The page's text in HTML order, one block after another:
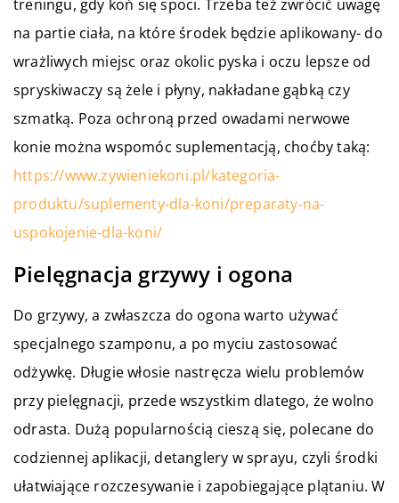
treningu, gdy koń się spoci. Trzeba też zwrócić uwagę
na partie ciała, na które środek będzie aplikowany- do
wrażliwych miejsc oraz okolic pyska i oczu lepsze od
spryskiwaczy są żele i płyny, nakładane gąbką czy
szmatką. Poza ochroną przed owadami nerwowe
konie można wspomóc suplementacją, choćby taką:
https://www.zywieniekoni.pl/kategoria-
produktu/suplementy-dla-koni/preparaty-na-
uspokojenie-dla-koni/
Pielęgnacja grzywy i ogona
Do grzywy, a zwłaszcza do ogona warto używać
specjalnego szamponu, a po myciu zastosować
odżywkę. Długie włosie nastręcza wielu problemów
przy pielęgnacji, przede wszystkim dlatego, że wolno
odrasta. Dużą popularnością cieszą się, polecane do
codziennej aplikacji, detanglery w sprayu, czyli środki
ułatwiające rozczesywanie i zapobiegające plątaniu. W